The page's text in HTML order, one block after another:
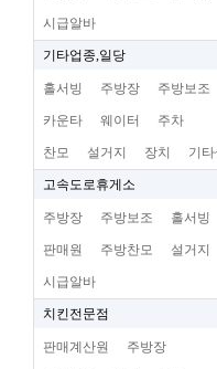
시급알바
기타업종,일당
홀서빙 주방장 주방보조
카운타 웨이터 주차
찬모 설거지 장치 기타
고속도로휴게소
주방장 주방보조 홀서빙
판매원 주방찬모 설거지
시급알바
치킨전문점
판매계산원 주방장